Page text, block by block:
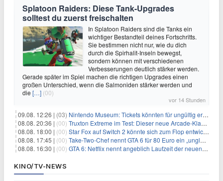
Splatoon Raiders: Diese Tank-Upgrades
solltest du zuerst freischalten
In Splatoon Raiders sind die Tanks ein
wichtiger Bestandteil deines Fortschritts.
Sie bestimmen nicht nur, wie du dich
durch die Spirhalit-Inseln bewegst,
sondern können mit verschiedenen
Verbesserungen deutlich stärker werden.
Gerade später im Spiel machen die richtigen Upgrades einen
großen Unterschied, wenn die Salmoniden stärker werden und
die […] (00)
vor 14 Stunden
09.08. 12:26 | (03) Nintendo Museum: Tickets könnten für ungültig erklärt werden!
08.08. 20:36 | (00) Truxton Extreme im Test: Dieser neue Arcade-Klassiker verzeiht dir gar nichts
08.08. 18:00 | (00) Star Fox auf Switch 2 könnte sich zum Flop entwickeln
08.08. 17:45 | (00) Take-Two-Chef nennt GTA 6 für 80 Euro ein „unglaubliches Schnäppchen“
08.08. 16:30 | (00) GTA 6: Netflix nennt angeblich Laufzeit der neuen Gameplay-Präsentation
KINO/TV-NEWS